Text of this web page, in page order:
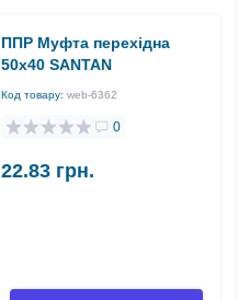
ППР Муфта перехідна
50х40 SANTAN
Код товару: web-6362
0
22.83 грн.